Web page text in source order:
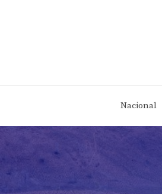
Nacional